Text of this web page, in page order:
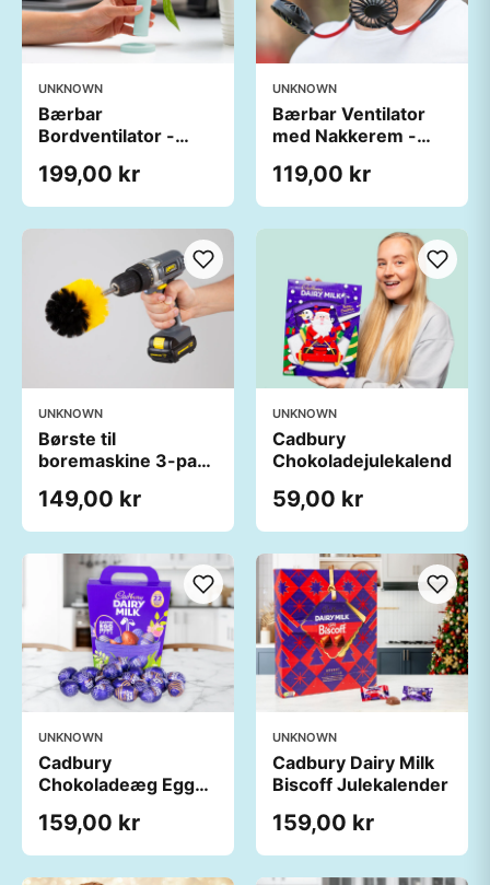
UNKNOWN
Bærbar
Bordventilator -
199,00 kr
UNKNOWN
Bærbar Ventilator
med Nakkerem -
119,00 kr
UNKNOWN
Børste til
boremaskine 3-pak
149,00 kr
UNKNOWN
Cadbury
Chokoladejulekalender
59,00 kr
UNKNOWN
Cadbury
Chokoladeæg Egg
159,00 kr
UNKNOWN
Cadbury Dairy Milk
Biscoff Julekalender
159,00 kr